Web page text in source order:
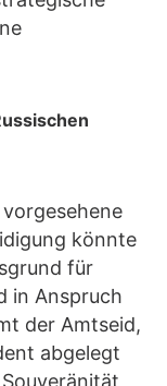
könnte
für
in Anspruch
der Amtseid,
abgelegt